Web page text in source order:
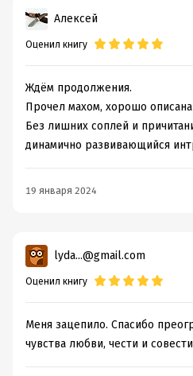
Алексей
Оценил книгу
Ждём продолжения.
Прочел махом, хорошо описана
Без лишних соплей и
динамично развивающийся
19 января 2024
lyda...@gmail.com
Оценил книгу
Меня зацепило. Спасибо
чувства любви, чести и